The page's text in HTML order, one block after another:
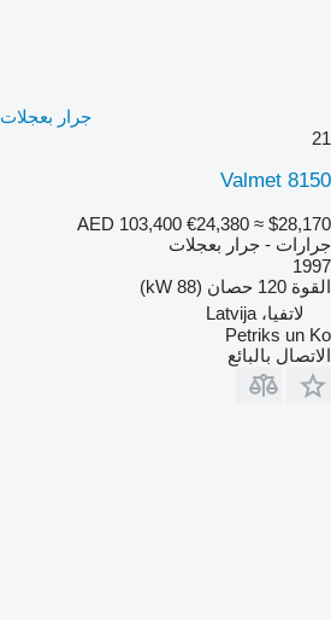
جرار بعجلات Valmet 8150
21
Valmet 8150
AED 103,400 €24,380 ≈ $28,170
جرارات - جرار بعجلات
1997
القوة 120 حصان (88 kW)
لاتفيا، Latvija
Petriks un Ko
الاتصال بالبائع